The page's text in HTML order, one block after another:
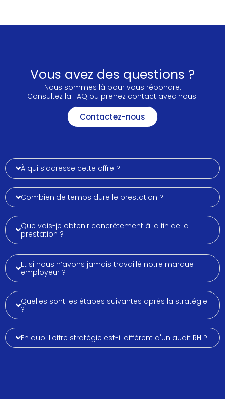
Vous avez des questions ?
Nous sommes là pour vous répondre.
Consultez la FAQ ou prenez contact avec nous.
Contactez-nous
À qui s’adresse cette offre ?
Combien de temps dure le prestation ?
Que vais-je obtenir concrètement à la fin de la
prestation ?
Et si nous n’avons jamais travaillé notre marque
employeur ?
Quelles sont les étapes suivantes après la stratégie
?
En quoi l'offre stratégie est-il différent d'un audit RH ?